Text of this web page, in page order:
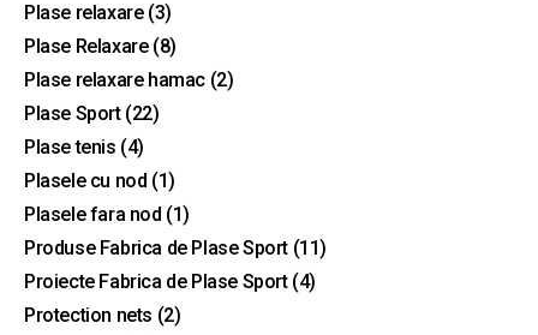
Plase relaxare(3)
Plase Relaxare(8)
Plase relaxare hamac (2)
Plase Sport(22)
Plase tenis (4)
Plasele cu nod (1)
Plasele fara nod (1)
Produse Fabrica de Plase Sport (11)
Proiecte Fabrica de Plase Sport(4)
Protection nets (2)